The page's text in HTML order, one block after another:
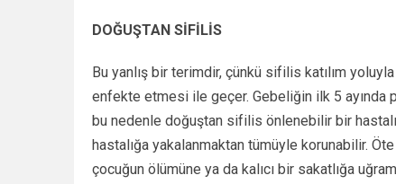
DOĞUŞTAN SİFİLİS
Bu yanlış bir terimdir, çünkü sifilis katılım
enfekte etmesi ile geçer. Gebeliğin ilk 5 ayında
bu nedenle doğuştan sifilis önlenebilir bir
hastalığa yakalanmaktan tümüyle korunabilir.
çocuğun ölümüne ya da kalıcı bir sakatlığa